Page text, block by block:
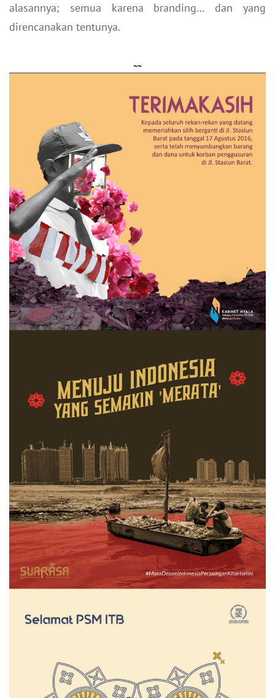
alasannya; semua karena branding… dan yang
direncanakan tentunya.
~~